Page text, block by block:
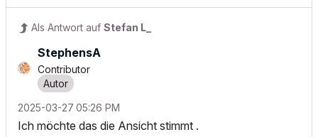
Als Antwort auf Stefan L_
StephensA
Contributor
‎2025-03-27 05:26 PM
Ich möchte das die Ansicht stimmt .